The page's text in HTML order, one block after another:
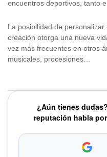
encuentros deportivos, tanto
La posibilidad de
creación otorga una nueva
vez más frecuentes en otros
musicales, procesiones…
¿Aún tienes
reputación habla